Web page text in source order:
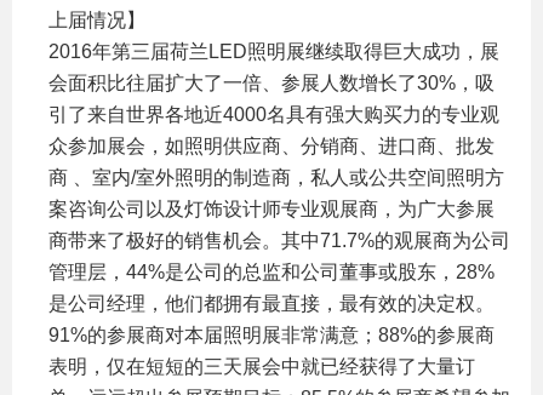
上届情况】
2016年第三届荷兰LED照明展继续取得巨大成功，展
会面积比往届扩大了一倍、参展人数增长了30%，吸
引了来自世界各地近4000名具有强大购买力的专业观
众参加展会，如照明供应商、分销商、进口商、批发
商 、室内/室外照明的制造商，私人或公共空间照明方
案咨询公司以及灯饰设计师专业观展商，为广大参展
商带来了极好的销售机会。其中71.7%的观展商为公司
管理层，44%是公司的总监和公司董事或股东，28%
是公司经理，他们都拥有最直接，最有效的决定权。
91%的参展商对本届照明展非常满意；88%的参展商
表明，仅在短短的三天展会中就已经获得了大量订